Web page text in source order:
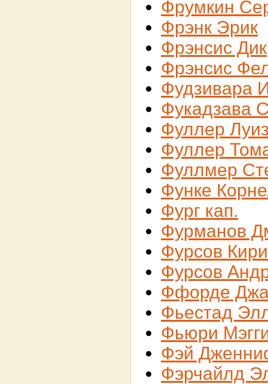
Фрумкин
Фрэнк Эрик
Фрэнсис Дик
Фрэнсис
Фудзивара
Фукадзава
Фуллер
Фуллер
Фуллмер
Функе
Фург кап.
Фурманов
Фурсов
Фурсов
Ффорде
Фьестад
Фьюри
Фэй
Фэрчайлд